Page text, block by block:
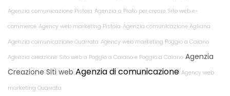
Agenzia comunicazione Pistoia Agenzia a Prato per creare Sito web e-
commerce Agency web marketing Pistoia Agenzia comunicazione Agliana
Agenzia comunicazione Quarrata Agency web marketing Poggio a Caiano
Agenzia creazione Sito web a Poggio a Caiano e Poggio a Caiano Agenzia
Creazione Siti web Agenzia di comunicazione Agency web
marketing Quarrata